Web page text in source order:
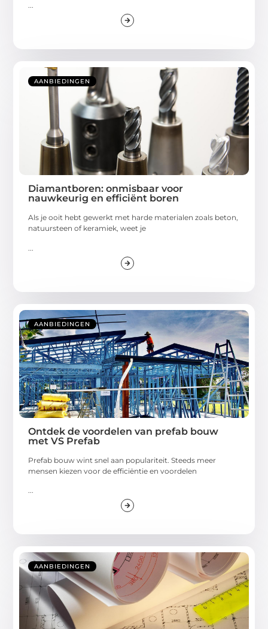
...
AANBIEDINGEN
Diamantboren: onmisbaar voor
nauwkeurig en efficiënt boren
Als je ooit hebt gewerkt met harde materialen zoals beton,
natuursteen of keramiek, weet je
AANBIEDINGEN
Ontdek de voordelen van prefab bouw
met VS Prefab
Prefab bouw wint snel aan populariteit. Steeds meer
mensen kiezen voor de efficiëntie en voordelen
...
AANBIEDINGEN